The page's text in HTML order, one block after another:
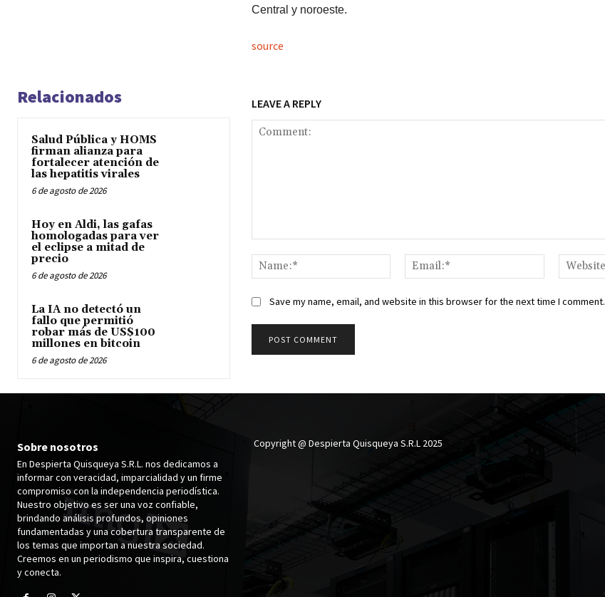
Central y noroeste.
source
Relacionados
Salud Pública y HOMS
firman alianza para
fortalecer atención de
las hepatitis virales
6 de agosto de 2026
Hoy en Aldi, las gafas
homologadas para ver
el eclipse a mitad de
precio
6 de agosto de 2026
La IA no detectó un
fallo que permitió
robar más de US$100
millones en bitcoin
6 de agosto de 2026
LEAVE A REPLY
Name:*
Email:*
Save my name, email, and website in this browser for the next time I comment.
Sobre nosotros
En Despierta Quisqueya S.R.L. nos dedicamos a
informar con veracidad, imparcialidad y un firme
compromiso con la independencia periodística.
Nuestro objetivo es ser una voz confiable,
brindando análisis profundos, opiniones
fundamentadas y una cobertura transparente de
los temas que importan a nuestra sociedad.
Creemos en un periodismo que inspira, cuestiona
y conecta.
Copyright @ Despierta Quisqueya S.R.L 2025